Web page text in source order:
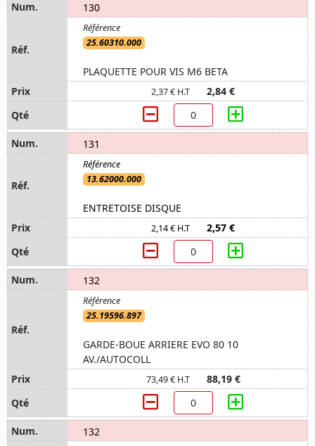
130
25.60310.000
PLAQUETTE POUR VIS M6 BETA
2,37 € H.T 2,84 €
131
13.62000.000
ENTRETOISE DISQUE
2,14 € H.T 2,57 €
132
25.19596.897
GARDE-BOUE ARRIERE EVO 80 10
AV./AUTOCOLL
73,49 € H.T 88,19 €
132